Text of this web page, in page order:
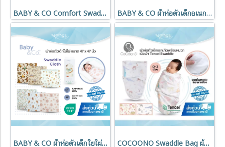
BABY & CO Comfort Swaddle Cloth ผ้าห่อตัวสำเร็จรูป ใยไผ่ Bamboo สำหรับเด็กแรกเกิด 0-3 เดือน BABY & CO ผ้าห่อตัวเด็กอเนกประสงค์ Swaddle Cloth 0-3 เดือน Horse Collection
BABY & CO ผ้าห่อตัวเด็กใยไผ่สำเร็จรูป นุ่มพิเศษ (0-3 เดือน) COCOONO Swaddle Bag ผ้าห่อตัวเด็กแรกเกิด Magnetic 0-3 เดือน ผ้า Tencel พร้อมหมวก